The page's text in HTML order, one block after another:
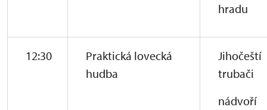
hradu
12:30
Praktická lovecká
hudba
Jihočeští
trubači
nádvoří